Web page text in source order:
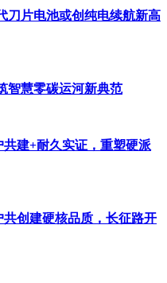
格局。
刀片电池或创纯电续航新高
智慧零碳运河新典范
建+耐久实证，重塑硬派
创建硬核品质，长征路开